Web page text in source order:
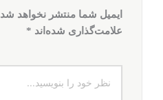
ایمیل شما منتشر نخواهد
علامت‌گذاری شده‌اند *
خود